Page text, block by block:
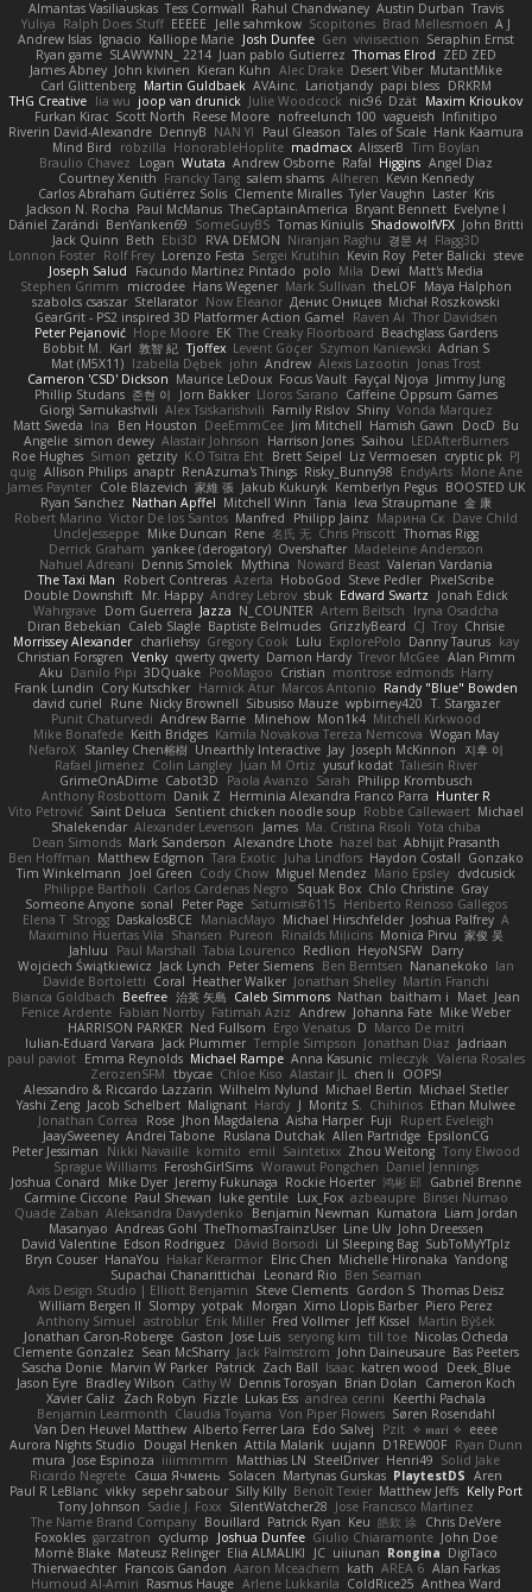
Almantas Vasiliauskas Tess Cornwall Rahul Chandwaney Austin Durban Travis
Yuliya Ralph Does Stuff EEEEE Jelle sahmkow Scopitones Brad Mellesmoen A J
Andrew Islas Ignacio Kalliope Marie Josh Dunfee Gen viviisection Seraphin Ernst
Ryan game SLAWWNN_ 2214 Juan pablo Gutierrez Thomas Elrod ZED ZED
James Abney John kivinen Kieran Kuhn Alec Drake Desert Viber MutantMike
Carl Glittenberg Martin Guldbaek AVAinc. Lariotjandy papi bless DRKRM
THG Creative lia wu joop van drunick Julie Woodcock nic96 Dzät Maxim Krioukov
Furkan Kirac Scott North Reese Moore nofreelunch 100 vagueish Infinitipo
Riverin David-Alexandre DennyB NAN YI Paul Gleason Tales of Scale Hank Kaamura
Mind Bird
robzilla HonorableHoplite madmacx AlisserB Tim Boylan
Braulio Chavez
Logan Wutata Andrew Osborne Rafal Higgins Angel Diaz
Courtney Xenith Francky Tang salem shams Alheren Kevin Kennedy
Carlos Abraham Gutiérrez Solis Clemente Miralles Tyler Vaughn Laster Kris
Jackson N. Rocha Paul McManus TheCaptainAmerica Bryant Bennett Evelyne I
Dániel Zarándi BenYanken69 SomeGuyBS Tomas Kiniulis ShadowolfVFX John Britti
Jack Quinn Beth Ebi3D RVA DEMON Niranjan Raghu 경문 서 Flagg3D
Lonnon Foster Rolf Frey Lorenzo Festa Sergei Krutihin Kevin Roy Peter Balicki steve
Joseph Salud
Facundo Martinez Pintado polo Mila Dewi
Matt's Media
Stephen Grimm
microdee Hans Wegener Mark Sullivan theLOF Maya Halphon
szabolcs csaszar Stellarator Now Eleanor Денис Оницев Michał Roszkowski
GearGrit - PS2 inspired 3D Platformer Action Game!
Raven Ai Thor Davidsen
Peter Pejanović Hope Moore EK The Creaky Floorboard Beachglass Gardens
Bobbit M. Karl 敦智 紀 Tjoffex Levent Göçer Szymon Kaniewski Adrian S
Mat (M5X11) Izabella Dębek john Andrew Alexis Lazootin
Jonas Trost
Cameron 'CSD' Dickson Maurice LeDoux Focus Vault Fayçal Njoya Jimmy Jung
Phillip Studans 준현 이 Jorn Bakker Lloros Sarano Caffeine Oppsum Games
Giorgi Samukashvili Alex Tsiskarishvili Family Rislov Shiny Vonda Marquez
Matt Sweda Ina Ben Houston DeeEmmCee Jim Mitchell Hamish Gawn DocD Bu
Angelie simon dewey Alastair Johnson Harrison Jones Saihou LEDAfterBurners
Roe Hughes Simon getzity K.O Tsitra Eht Brett Seipel Liz Vermoesen cryptic pk PJ
quig Allison Philips anaptr RenAzuma's Things Risky_Bunny98 EndyArts Mone Ane
James Paynter Cole Blazevich 家維 張 Jakub Kukuryk Kemberlyn Pegus BOOSTED UK
Ryan Sanchez Nathan Apffel Mitchell Winn Tania Ieva Straupmane 金 康
Robert Marino Victor De los Santos Manfred Philipp Jainz Марина Ск Dave Child
UncleJesseppe Mike Duncan Rene 名氏 无 Chris Priscott Thomas Rigg
Derrick Graham yankee (derogatory) Overshafter Madeleine Andersson
Nahuel Adreani Dennis Smolek Mythina Noward Beast Valerian Vardania
The Taxi Man
Robert Contreras Azerta HoboGod Steve Pedler PixelScribe
Double Downshift Mr. Happy Andrey Lebrov sbuk Edward Swartz
Jonah Edick
Wahrgrave Dom Guerrera Jazza N_COUNTER Artem Beitsch
Iryna Osadcha
Diran Bebekian Caleb Slagle Baptiste Belmudes GrizzlyBeard CJ Troy Chrisie
Morrissey Alexander charliehsy Gregory Cook Lulu ExplorePolo Danny Taurus kay
Christian Forsgren Venky qwerty qwerty Damon Hardy Trevor McGee Alan Pimm
Aku Danilo Pipi 3DQuake PooMagoo Cristian montrose edmonds Harry
Frank Lundin Cory Kutschker Harnick Atur Marcos Antonio Randy "Blue" Bowden
david curiel
Rune Nicky Brownell Sibusiso Mauze wpbirney420 T. Stargazer
Punit Chaturvedi Andrew Barrie Minehow Mon1k4 Mitchell Kirkwood
Mike Bonafede Keith Bridges Kamila Novakova Tereza Nemcova Wogan May
NefaroX Stanley Chen榕樹 Unearthly Interactive Jay Joseph McKinnon
지후 이
Rafael Jimenez Colin Langley Juan M Ortiz yusuf kodat Taliesin River
GrimeOnADime Cabot3D Paola Avanzo Sarah Philipp Krombusch
Anthony Rosbottom Danik Z Herminia Alexandra Franco Parra Hunter R
Vito Petrović Saint Deluca Sentient chicken noodle soup Robbe Callewaert Michael
Shalekendar Alexander Levenson James Ma. Cristina Risoli Yota chiba
Dean Simonds Mark Sanderson Alexandre Lhote hazel bat Abhijit Prasanth
Ben Hoffman Matthew Edgmon Tara Exotic Juha Lindfors Haydon Costall Gonzako
Tim Winkelmann
Joel Green Cody Chow Miguel Mendez Mario Epsley dvdcusick
Philippe Bartholi Carlos Cardenas Negro Squak Box Chlo Christine Gray
Someone Anyone sonal Peter Page Saturnis#6115 Heriberto Reinoso Gallegos
Elena T Strogg DaskalosBCE ManiacMayo Michael Hirschfelder Joshua Palfrey A
Maximino Huertas Vila Shansen Pureon Rinalds Miļicins Monica Pirvu 家俊 吴
Jahluu
Paul Marshall Tabia Lourenco Redlion HeyoNSFW Darry
Wojciech Świątkiewicz Jack Lynch Peter Siemens Ben Berntsen Nananekoko Ian
Davide Bortoletti Coral Heather Walker Jonathan Shelley Martín Franchi
Bianca Goldbach Beefree 治英 矢島 Caleb Simmons Nathan baitham i Maet Jean
Fenice Ardente Fabian Norrby Fatimah Aziz Andrew Johanna Fate Mike Weber
HARRISON PARKER Ned Fullsom Ergo Venatus D Marco De mitri
Iulian-Eduard Varvara Jack Plummer Temple Simpson Jonathan Diaz Jadriaan
paul paviot Emma Reynolds Michael Rampe Anna Kasunic mleczyk Valeria Rosales
ZerozenSFM tbycae Chloe Kiso Alastair JL chen li
OOPS!
Alessandro & Riccardo Lazzarin Wilhelm Nylund Michael Bertin Michael Stetler
Yashi Zeng Jacob Schelbert Malignant Hardy J Moritz S. Chihirios Ethan Mulwee
Jonathan Correa
Rose Jhon Magdalena Aisha Harper Fuji
Rupert Eveleigh
JaaySweeney Andrei Tabone Ruslana Dutchak Allen Partridge EpsilonCG
Peter Jessiman
Nikki Navaille komito emil Saintetixx Zhou Weitong Tony Elwood
Sprague Williams FeroshGirlSims Worawut Pongchen Daniel Jennings
Joshua Conard
Mike Dyer Jeremy Fukunaga Rockie Hoerter 鸿彬 邱 Gabriel Brenne
Carmine Ciccone Paul Shewan luke gentile Lux_Fox azbeaupre Binsei Numao
Quade Zaban Aleksandra Davydenko Benjamin Newman Kumatora Liam Jordan
Masanyao Andreas Gohl TheThomasTrainzUser Line Ulv John Dreessen
David Valentine Edson Rodriguez Dávid Borsodi Lil Sleeping Bag SubToMyYTplz
Bryn Couser HanaYou Hakar Kerarmor Elric Chen Michelle Hironaka Yandong
Supachai Chanarittichai
Leonard Rio Ben Seaman
Axis Design Studio | Elliott Benjamin Steve Clements Gordon S Thomas Deisz
William Bergen II Slompy yotpak Morgan Ximo Llopis Barber Piero Perez
Anthony Simuel astroblur Erik Miller Fred Vollmer Jeff Kissel
Martin Býšek
Jonathan Caron-Roberge Gaston Jose Luis seryong kim till toe Nicolas Ocheda
Clemente Gonzalez Sean McSharry Jack Palmstrom John Daineusaure Bas Peeters
Sascha Donie Marvin W Parker Patrick Zach Ball Isaac katren wood
Deek_Blue
Jason Eyre Bradley Wilson Cathy W Dennis Torosyan Brian Dolan
Cameron Koch
Xavier Caliz
Zach Robyn Fizzle Lukas Ess andrea cerini
Keerthi Pachala
Benjamin Learmonth Claudia Toyama Von Piper Flowers Søren Rosendahl
Van Den Heuvel Matthew Alberto Ferrer Lara Edo Salvej Pzit ✧ 𝔪𝔞𝔯𝔦 ✧ eeee
Aurora Nights Studio
Dougal Henken Attila Malarik uujann D1REW00F Ryan Dunn
mura Jose Espinoza iiiimmmm Matthias LN SteelDriver Henri49 Solid Jake
Ricardo Negrete Саша Ячмень Solacen Martynas Gurskas PlaytestDS Aren
Paul R LeBlanc vikky sepehr sabour Silly Killy Benoît Texier Matthew Jeffs Kelly Port
Tony Johnson Sadie J. Foxx SilentWatcher28 Jose Francisco Martinez
The Name Brand Company Bouillard Patrick Ryan Keu 皓欽 涂 Chris DeVere
Foxokles garzatron cyclump Joshua Dunfee Giulio Chiaramonte John Doe
Mornè Blake Mateusz Relinger Elia ALMALIKI JC uiiunan Rongina DigiTaco
Thierwaechter Francois Gandon Aaron Mceachern kath AREA 6 Alan Farkas
Humoud Al-Amiri Rasmus Hauge Arlene Lukkarila ColdRice25 Anthea Ward